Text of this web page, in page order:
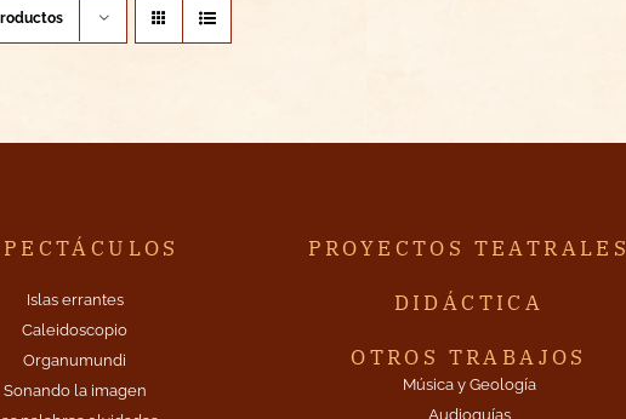
Islas errantes
Caleidoscopio
Organumundi
Sonando la imagen
PROYECTOS TEATRALES
DIDÁCTICA
OTROS TRABAJOS
Música y Geología
Audioguías